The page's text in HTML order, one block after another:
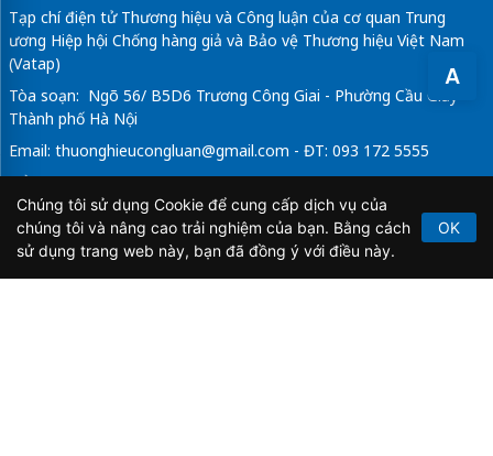
A
Tạp chí điện tử Thương hiệu và Công luận của cơ quan Trung
ương Hiệp hội Chống hàng giả và Bảo vệ Thương hiệu Việt Nam
(Vatap)
Tòa soạn: Ngõ 56/ B5D6 Trương Công Giai - Phường Cầu Giấy -
Thành phố Hà Nội
Email: thuonghieucongluan@gmail.com - ĐT: 093 172 5555
Tổng Biên Tập: Vũ Đức Thuận
Giấy phép hoạt động báo chí điện tử số 64/GP-BTTTT do Bộ
Thông tin và Truyền thông cấp ngày 21/2/2020.
Chúng tôi sử dụng Cookie để cung cấp dịch vụ của
chúng tôi và nâng cao trải nghiệm của bạn. Bằng cách
sử dụng trang web này, bạn đã đồng ý với điều này.
OK